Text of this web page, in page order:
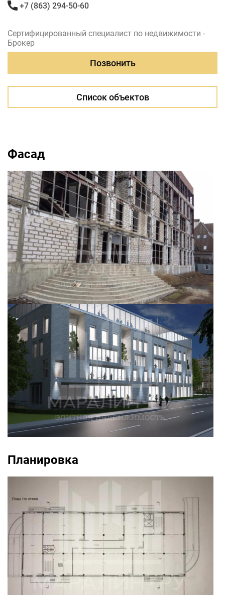
+7 (863) 294-50-60
Сертифицированный специалист по недвижимости -
Брокер
Позвонить
Список объектов
Фасад
Планировка